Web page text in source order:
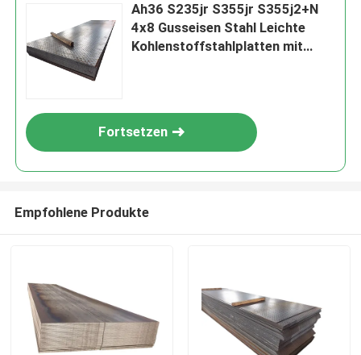
Ah36 S235jr S355jr S355j2+N
4x8 Gusseisen Stahl Leichte
Kohlenstoffstahlplatten mit
Fortsetzen
Empfohlene Produkte